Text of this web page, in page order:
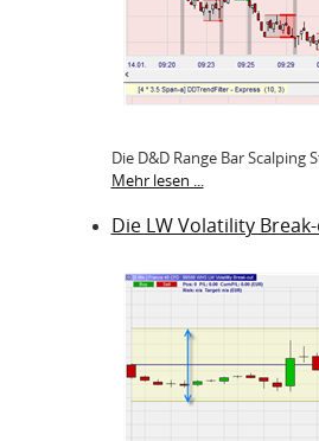
Die D&D Range Bar Scalping
Mehr lesen ...
Die LW Volatility